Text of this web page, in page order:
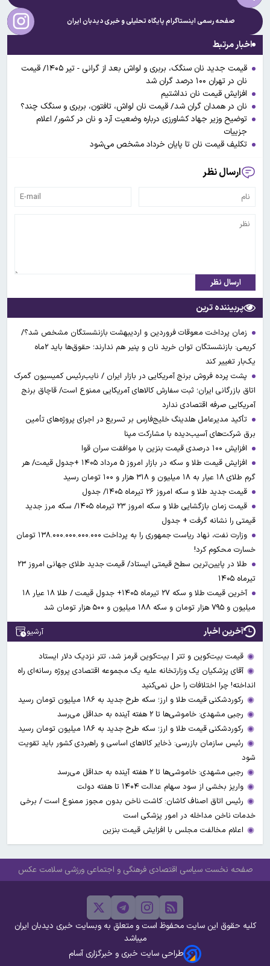
صفحه رسمی اینستاگرام پایگاه تحلیلی و خبریدیدبان ایران
اخبار مرتبط
قیمت جدید نان سنگک، بربری و لواش بعد از گرانی - تیر ۱۴۰۵/ قیمت
نان در تهران ۱۰۰ درصد گران شد
افزایش قیمت نان نداشتیم
نان در همدان گران شد/ قیمت نان لواش، تافتون، بربری و سنگک چند؟
توضیح وزیر جهاد کشاورزی درباره وضعیت آرد و نان در کشور/ اعلام
جزییات
تکلیف قیمت نان تا پایان خرداد مشخص‌ می‌شود
ارسال نظر
ارسال نظر
پربیننده ترین
زمان پرداخت معوقات فروردین و اردیبهشت بازنشستگان مشخص شد؟/
کریمی: بازنشستگان توان خرید نان و پنیر هم ندارند؛ حقوق‌ها باید ۲ماه
یک‌بار تغییر کند
پشت پرده فروش برنج آمریکایی در بازار ایران / نایب‌رئیس کمیسیون گمرک
اتاق بازرگانی ایران؛ ثبت سفارش کالاهای آمریکایی ممنوع است/ قاچاق برنج
آمریکایی صرفه اقتصادی ندارد
تأکید مدیرعامل هلدینگ خلیج‌فارس بر تسریع در اجرای پروژه‌های تأمین
برق شرکت‌های آسیب‌دیده با مشارکت مپنا
افزایش ۱۰۰ درصدی قیمت بنزین با موافقت سران قوا
افزایش قیمت طلا و سکه در بازار امروز ۵ مرداد ۱۴۰۵ +جدول قیمت/ هر
گرم طلای ۱۸ عیار به ۱۸ میلیون و ۳۱۸ هزار و ۱۰۰ تومان رسید
قیمت جدید طلا و سکه امروز ۲۶ تیرماه ۱۴۰۵/ جدول
قیمت زمان بازگشایی طلا و سکه امروز ۲۳ تیرماه ۱۴۰۵/ سکه مرز جدید
قیمتی را نشانه گرفت + جدول
وزارت نفت، نهاد ریاست جمهوری را به پرداخت ۱۳۸.۰۰۰.۰۰۰.۰۰۰.۰۰۰ تومان
خسارت محکوم کرد!
طلا در پایین‌ترین سطح قیمتی ایستاد/ قیمت جدید طلای جهانی امروز ۲۳
تیرماه ۱۴۰۵
آخرین قیمت طلا و سکه ۲۷ تیرماه ۱۴۰۵+ جدول قیمت / طلا ۱۸ عیار ۱۸
میلیون و ۷۹۵ هزار تومان و سکه ۱۸۸ میلیون و ۵۰۰ هزار تومان شد
آخرین اخبار آرشیو
قیمت بیت‌کوین و تتر | بیت‌کوین قرمز شد، تتر نزدیک دلار ایستاد
آقای پزشکیان یک وزارتخانه علیه یک مجموعه اقتصادی پروژه رسانه‌ای راه
انداخته! چرا اختلافات را حل نمی‌کنید
رکوردشکنی قیمت طلا و ارز؛ سکه طرح جدید به ۱۸۶ میلیون تومان رسید
رجبی مشهدی: خاموشی‌ها تا ۲ هفته آینده به حداقل می‌رسد
رکوردشکنی قیمت طلا و ارز؛ سکه طرح جدید به ۱۸۶ میلیون تومان رسید
رئیس سازمان بازرسی: ذخایر کالاهای اساسی و راهبردی کشور باید تقویت
شود
رجبی مشهدی: خاموشی‌ها تا ۲ هفته آینده به حداقل می‌رسد
واریز بخشی از سود سهام عدالت ۱۴۰۴ تا هفته دولت
رئیس اتاق اصناف کاشان: کاشت ناخن بدون مجوز ممنوع است / برخی
خدمات ناخن مداخله در امور پزشکی است
اعلام مخالفت مجلس با افزایش قیمت بنزین
صفحه نخست سیاسی اقتصادی فرهنگی و اجتماعی ورزشی سلامت عکس
کلیه حقوق این سایت محفوظ است و متعلق به وبسایت خبری دیدبان ایران
میباشد
طراحی سایت خبری و خبرگزاری آسام